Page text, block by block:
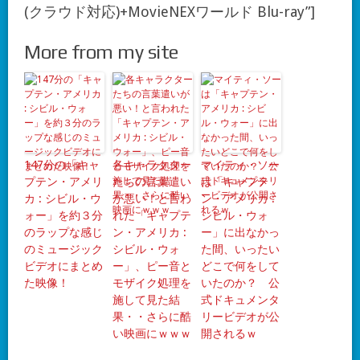
(クラウド対応)+MovieNEXワールド Blu-ray”]
More from my site
147分の「キャ
プテン・アメリ
カ : シビル・ウ
ォー」を約３分
のラップな感じ
のミュージック
ビデオにまとめ
た映像！
各キャラクター
たちの言葉遣い
が悪い！と言わ
れた「キャプテ
ン・アメリカ :
シビル・ウォ
ー」、ピー音と
モザイク処理を
施して見た結
果・・さらに酷
い映画にｗｗｗ
マイティ・ソー
は「キャプテ
ン・アメリカ :
シビル・ウォ
ー」に出なかっ
た間、いったい
どこで何をして
いたのか？ 公
式ドキュメンタ
リービデオが公
開されるｗ